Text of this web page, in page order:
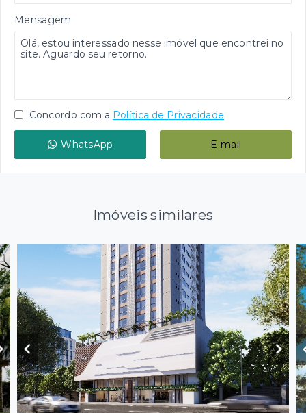
Mensagem
Concordo com a Política de Privacidade
WhatsApp E-mail
Imóveis similares